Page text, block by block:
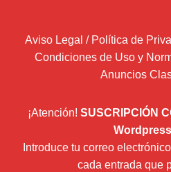
Aviso Legal / Política de
Condiciones de Uso y
Anuncios
¡Atención! SUSCRIPCIÓN
Introduce tu correo
cada entrada que